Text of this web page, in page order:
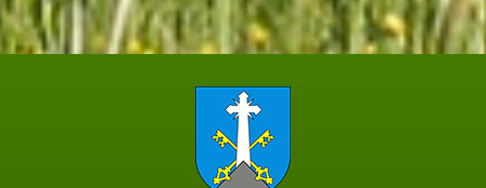
Strona główna